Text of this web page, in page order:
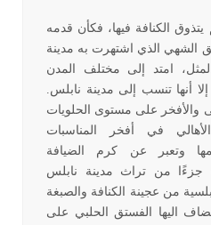
الكنافة فيها، فكأن قدمه
الشهي الذي اشتهرت به مدينة
امتد إلى مختلف المدن
أنها تنسب إلى مدينة نابلس.
والأفخر على مستوى الحلويات
في أفخر المناسبات
وتعبر عن كرم الضيافة
جزءًا من تراث مدينة نابلس
من عجينة الكنافة والصبغة
اليها الفستق الحلبي على